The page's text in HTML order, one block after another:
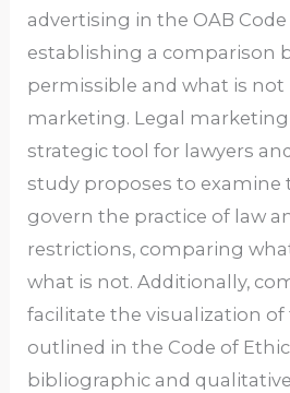
advertising in the OAB Code
establishing a comparison
permissible and what is not
marketing. Legal marketing
strategic tool for lawyers
study proposes to examine
govern the practice of law
restrictions, comparing
what is not. Additionally,
facilitate the visualization
outlined in the Code of
bibliographic and